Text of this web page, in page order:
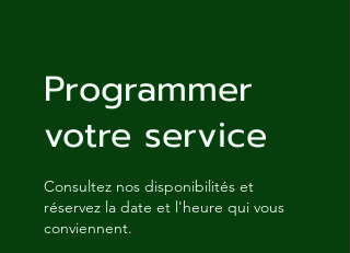
Programmer
votre service
Consultez nos disponibilités et
réservez la date et l'heure qui vous
conviennent.